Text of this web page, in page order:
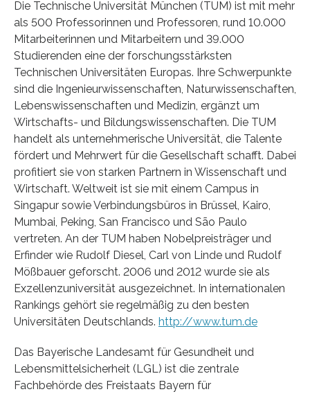
Die Technische Universität München (TUM) ist mit mehr
als 500 Professorinnen und Professoren, rund 10.000
Mitarbeiterinnen und Mitarbeitern und 39.000
Studierenden eine der forschungsstärksten
Technischen Universitäten Europas. Ihre Schwerpunkte
sind die Ingenieurwissenschaften, Naturwissenschaften,
Lebenswissenschaften und Medizin, ergänzt um
Wirtschafts- und Bildungswissenschaften. Die TUM
handelt als unternehmerische Universität, die Talente
fördert und Mehrwert für die Gesellschaft schafft. Dabei
profitiert sie von starken Partnern in Wissenschaft und
Wirtschaft. Weltweit ist sie mit einem Campus in
Singapur sowie Verbindungsbüros in Brüssel, Kairo,
Mumbai, Peking, San Francisco und São Paulo
vertreten. An der TUM haben Nobelpreisträger und
Erfinder wie Rudolf Diesel, Carl von Linde und Rudolf
Mößbauer geforscht. 2006 und 2012 wurde sie als
Exzellenzuniversität ausgezeichnet. In internationalen
Rankings gehört sie regelmäßig zu den besten
Universitäten Deutschlands. http://www.tum.de
Das Bayerische Landesamt für Gesundheit und
Lebensmittelsicherheit (LGL) ist die zentrale
Fachbehörde des Freistaats Bayern für